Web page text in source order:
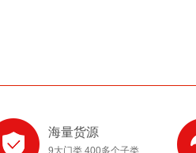
海量货源
9大门类,400多个子类